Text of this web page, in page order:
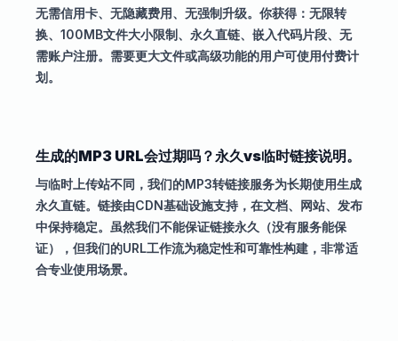
无需信用卡、无隐藏费用、无强制升级。你获得：无限转
换、100MB文件大小限制、永久直链、嵌入代码片段、无
需账户注册。需要更大文件或高级功能的用户可使用付费计
划。
生成的MP3 URL会过期吗？永久vs临时链接说明。
与临时上传站不同，我们的MP3转链接服务为长期使用生成
永久直链。链接由CDN基础设施支持，在文档、网站、发布
中保持稳定。虽然我们不能保证链接永久（没有服务能保
证），但我们的URL工作流为稳定性和可靠性构建，非常适
合专业使用场景。